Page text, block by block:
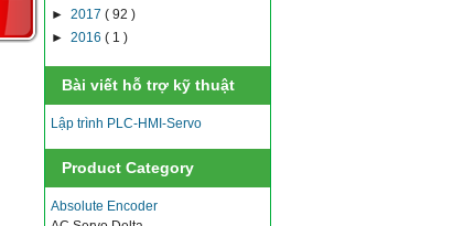
► 2017 ( 92 )
► 2016 ( 1 )
Bài viết hỗ trợ kỹ thuật
Lập trình PLC-HMI-Servo
Product Category
Absolute Encoder